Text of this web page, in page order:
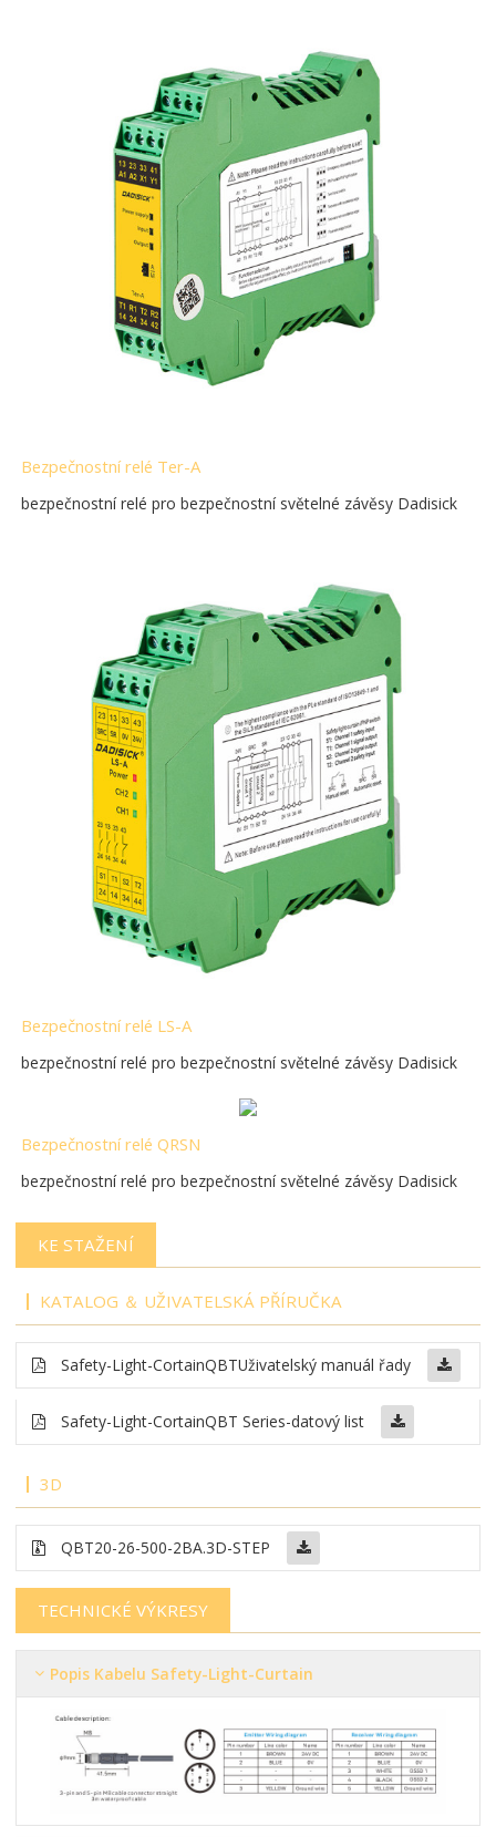
Bezpečnostní relé Ter-A
bezpečnostní relé pro bezpečnostní světelné závěsy Dadisick
Bezpečnostní relé LS-A
bezpečnostní relé pro bezpečnostní světelné závěsy Dadisick
Bezpečnostní relé QRSN
bezpečnostní relé pro bezpečnostní světelné závěsy Dadisick
KE STAŽENÍ
KATALOG ＆ UŽIVATELSKÁ PŘÍRUČKA
Safety-Light-CortainQBTUživatelský manuál řady
Safety-Light-CortainQBT Series-datový list
3D
QBT20-26-500-2BA.3D-STEP
TECHNICKÉ VÝKRESY
Popis Kabelu Safety-Light-Curtain